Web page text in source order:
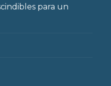
para un